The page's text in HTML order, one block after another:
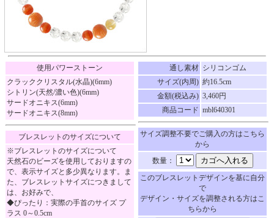
使用パワーストーン
クラッククリスタル(水晶)(6mm)
シトリン(天然/濃い色)(6mm)
サードオニキス(6mm)
サードオニキス(8mm)
ブレスレットのサイズについて
※ブレスレットのサイズについて
天然石のビーズを使用しておりますの
で、表示サイズと多少異なります。ま
た、ブレスレットサイズにつきまして
は、お好みで、
◆ぴったり：実際の手首のサイズ プ
ラス 0～0.5cm
通し素材 シリコンゴム
サイズ(内周) 約16.5cm
金額(税込み) 3,460円
商品コード mbl640301
サイズ調整不要でご購入の方はこちら
から
数量：
このブレスレットデザインを基に自分
で
デザイン・サイズを調整される方はこ
ちらから